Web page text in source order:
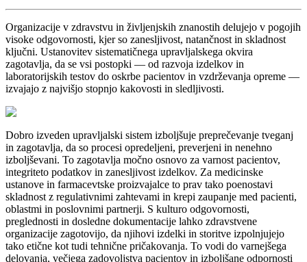
Organizacije v zdravstvu in življenjskih znanostih delujejo v pogojih
visoke odgovornosti, kjer so zanesljivost, natančnost in skladnost
ključni. Ustanovitev sistematičnega upravljalskega okvira
zagotavlja, da se vsi postopki — od razvoja izdelkov in
laboratorijskih testov do oskrbe pacientov in vzdrževanja opreme —
izvajajo z najvišjo stopnjo kakovosti in sledljivosti.
Dobro izveden upravljalski sistem izboljšuje preprečevanje tveganj
in zagotavlja, da so procesi opredeljeni, preverjeni in nenehno
izboljševani. To zagotavlja močno osnovo za varnost pacientov,
integriteto podatkov in zanesljivost izdelkov. Za medicinske
ustanove in farmacevtske proizvajalce to prav tako poenostavi
skladnost z regulativnimi zahtevami in krepi zaupanje med pacienti,
oblastmi in poslovnimi partnerji. S kulturo odgovornosti,
preglednosti in dosledne dokumentacije lahko zdravstvene
organizacije zagotovijo, da njihovi izdelki in storitve izpolnjujejo
tako etične kot tudi tehnične pričakovanja. To vodi do varnejšega
delovanja, večjega zadovoljstva pacientov in izboljšane odpornosti